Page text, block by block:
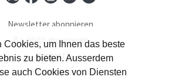
Cookies, um Ihnen das beste
zu bieten. Ausserdem
auch Cookies von Diensten
Newsletter abonnieren
Baublatt abonnieren
Kontakt
Impressum